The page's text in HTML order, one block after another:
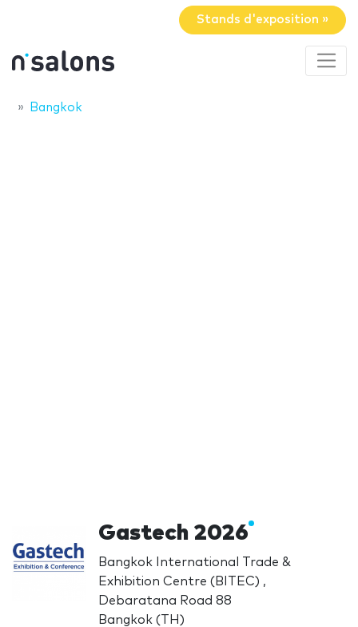
Stands d'exposition »
Bangkok
Gastech 2026
Bangkok International Trade &
Exhibition Centre (BITEC) ,
Debaratana Road 88
Bangkok (TH)